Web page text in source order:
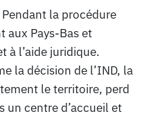
la procédure
aux Pays-Bas et
à l’aide juridique.
la décision de l’IND, la
le territoire, perd
un centre d’accueil et